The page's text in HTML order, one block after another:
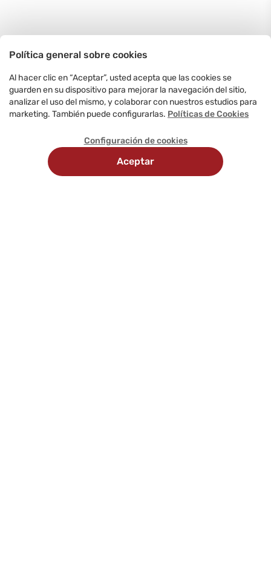
Política general sobre cookies
Al hacer clic en “Aceptar”, usted acepta que las cookies se
guarden en su dispositivo para mejorar la navegación del sitio,
analizar el uso del mismo, y colaborar con nuestros estudios para
marketing. También puede configurarlas. Políticas de Cookies
Configuración de cookies
Aceptar